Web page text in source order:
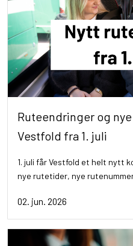
Ruteendringer og
Vestfold fra 1. juli
1. juli får Vestfold et helt nytt
nye rutetider, nye
02. jun. 2026